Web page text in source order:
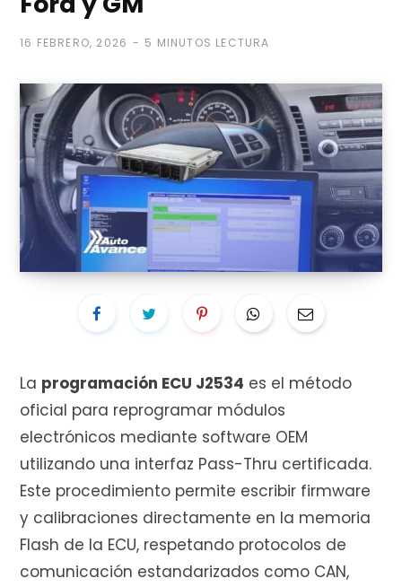
r
16 FEBRERO, 2026 5 MINUTOS LECTURA
La programación ECU J2534 es el método
oficial para reprogramar módulos
electrónicos mediante software OEM
utilizando una interfaz Pass-Thru certificada.
Este procedimiento permite escribir firmware
y calibraciones directamente en la memoria
Flash de la ECU, respetando protocolos de
comunicación estandarizados como CAN,